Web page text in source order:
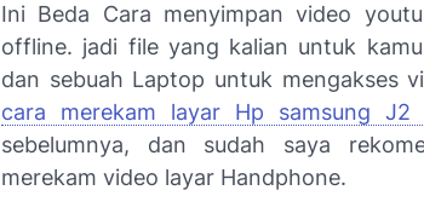
Ini Beda Cara menyimpan video
offline. jadi file yang kalian untuk
dan sebuah Laptop untuk mengakses
cara merekam layar Hp samsung J2
sebelumnya, dan sudah saya
merekam video layar Handphone.